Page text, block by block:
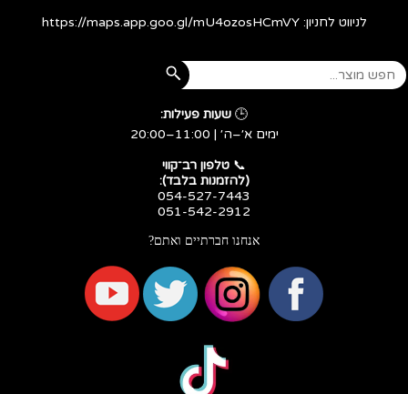
לניווט לחניון:https://maps.app.goo.gl/mU4ozosHCmVY
🕒 שעות פעילות:
ימים א׳–ה׳ | 11:00–20:00
​​​​​​​📞 טלפון רב־קווי
(להזמנות בלבד):
054-527-7443
051-542-2912
אנחנו חברתיים ואתם?